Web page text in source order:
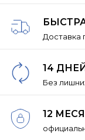
Доставка
14
Без
12